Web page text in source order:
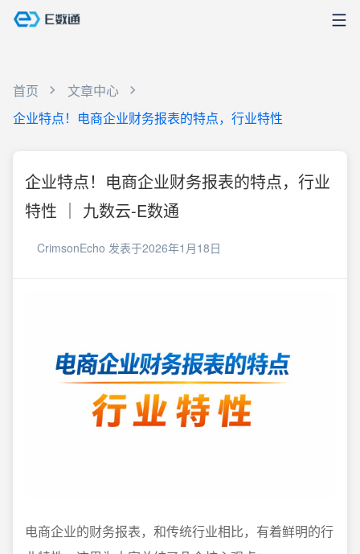
首页
文章中心
企业特点！电商企业财务报表的特点，行业特性
企业特点！电商企业财务报表的特点，行业
特性 ｜ 九数云-E数通
CrimsonEcho 发表于2026年1月18日
电商企业的财务报表，和传统行业相比，有着鲜明的行